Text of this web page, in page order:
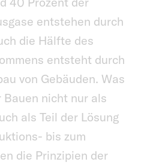
entstehen durch
die Hälfte des
entsteht durch
von Gebäuden. Was
Bauen nicht nur als
als Teil der Lösung
bis zum
die Prinzipien der